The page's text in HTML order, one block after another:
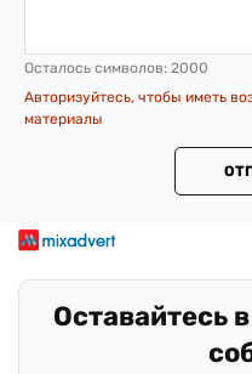
Осталось символов: 2000
Авторизуйтесь, чтобы иметь
материалы
Оставайтесь